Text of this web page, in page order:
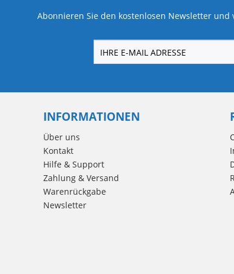
Abonnieren Sie den kostenlosen Newsletter
INFORMATIONEN
Über uns
Kontakt
Hilfe & Support
Zahlung & Versand
Warenrückgabe
Newsletter